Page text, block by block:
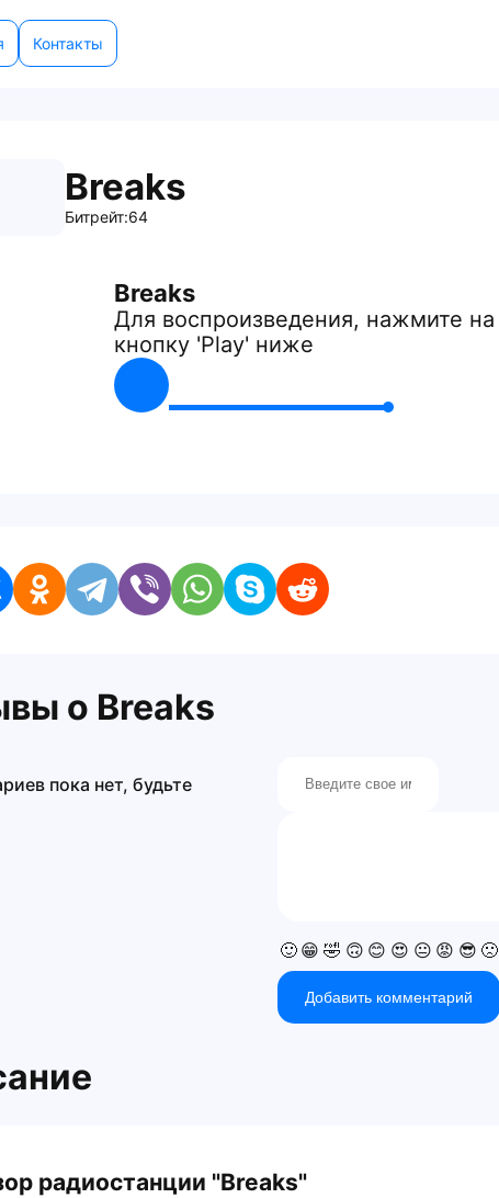
Контакты
Breaks
Битрейт:64
Breaks
Для воспроизведения, нажмите на
кнопку 'Play' ниже
о Breaks
🙂 😁 🤣 🙃 😊 😍 😐 😡 😎 🙁
Добавить комментарий
пока нет, будьте
радиостанции "Breaks"